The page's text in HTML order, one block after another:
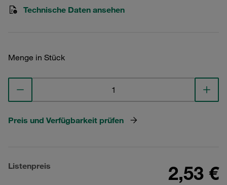
Technische Daten ansehen
Menge in Stück
Preis und Verfügbarkeit prüfen
Listenpreis 2,53 €